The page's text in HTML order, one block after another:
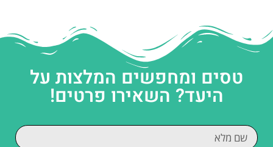
טסים ומחפשים המלצות על
היעד? השאירו פרטים!